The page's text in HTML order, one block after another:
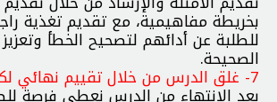
بخريطة مفاهيمية، مع تقديم تغذية
للطلبة عن أدائهم لتصحيح الخطأ وتعزيز
الصحيحة.
7- غلق الدرس من خلال تقييم نهائي لكل هدف
بعد الانتهاء من الدرس نعطي فرصة